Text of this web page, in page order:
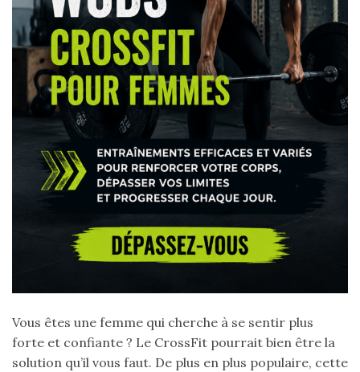
Vous êtes une femme qui cherche à se sentir plus
forte et confiante ? Le CrossFit pourrait bien être la
solution qu’il vous faut. De plus en plus populaire, cette